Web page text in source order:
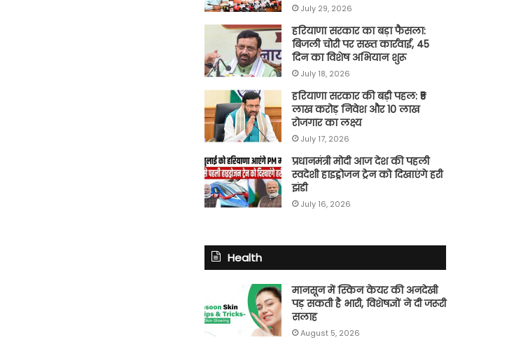
July 29, 2026
हरियाणा सरकार का बड़ा फैसला:
बिजली चोरी पर सख्त कार्रवाई, 45
दिन का विशेष अभियान शुरू
July 18, 2026
हरियाणा सरकार की बड़ी पहल: ₹5
लाख करोड़ निवेश और 10 लाख
रोजगार का लक्ष्य
July 17, 2026
प्रधानमंत्री मोदी आज देश की पहली
स्वदेशी हाइड्रोजन ट्रेन को दिखाएंगे हरी
झंडी
July 16, 2026
Health
मानसून में स्किन केयर की अनदेखी
पड़ सकती है भारी, विशेषज्ञों ने दी जरूरी
सलाह
August 5, 2026